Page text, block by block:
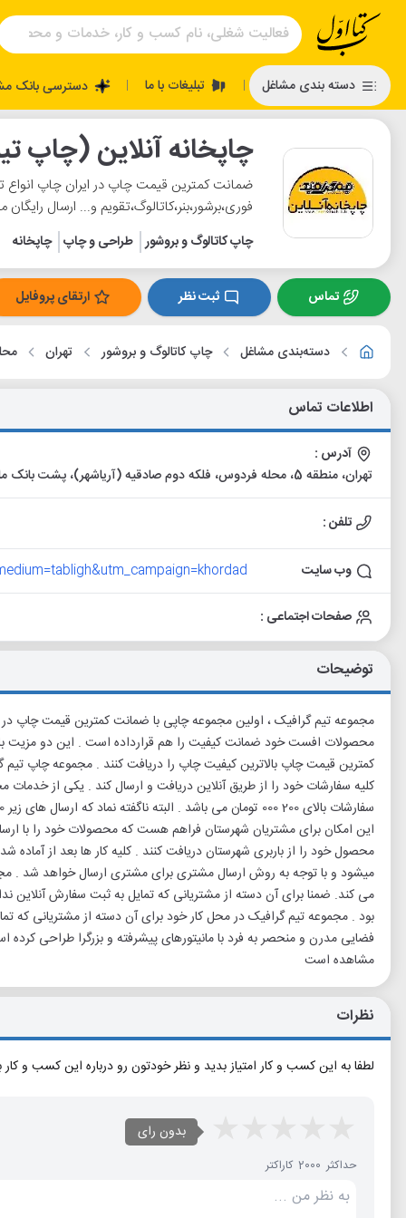
دسته بندی مشاغل | تبلیغات با ما | دسترسی بانک
چاپخانه آنلاین (چاپ
ضمانت کمترین قیمت چاپ در ایران چاپ انواع
فوری،برشور،بنر،کاتالوگ،تقویم و... ارسال
چاپ کاتالوگ و بروشور طراحی و چاپ چاپخانه
تماس ثبت نظر ارتقای پروفایل
دسته‌بندی مشاغل چاپ کاتالوگ و بروشور تهران
اطلاعات تماس
آدرس :
تهران، منطقه 5، محله فردوس، فلکه دوم صادقیه (آریاشهر)، پشت بانک ملت، خیابان تقدیری، مجتمع تجاری افتخار، واحد 2 و 3
تلفن :
وب سایت
صفحات اجتماعی :
توضیحات
مجموعه تیم گرافیک ، اولین مجموعه چاپی با ضمانت کمترین قیمت چاپ
محصولات افست خود ضمانت کیفیت را هم قرارداده است . این دو مزیت
کمترین قیمت چاپ بالاترین کیفیت چاپ را دریافت کنند . مجموعه چاپ
کلیه سفارشات خود را از طریق آنلاین دریافت و ارسال کند . یکی از
این امکان برای مشتریان شهرستان فراهم هست که محصولات خود را با
محصول خود را از باربری شهرستان دریافت کنند . کلیه کار ها بعد از
میشود و با توجه به روش ارسال مشتری برای مشتری ارسال خواهد شد .
می کند. ضمنا برای آن دسته از مشتریانی که تمایل به ثبت سفارش آنلاین
بود . مجموعه تیم گرافیک در محل کار خود برای آن دسته از مشتریانی
فضایی مدرن و منحصر به فرد با مانیتورهای پیشرفته و بزرگرا طراحی
مشاهده است
نظرات
لطفا به این کسب و کار امتیاز بدید و نظر خودتون رو درباره این کسب و کار
بدون رای
حداکثر 2000 کاراکتر